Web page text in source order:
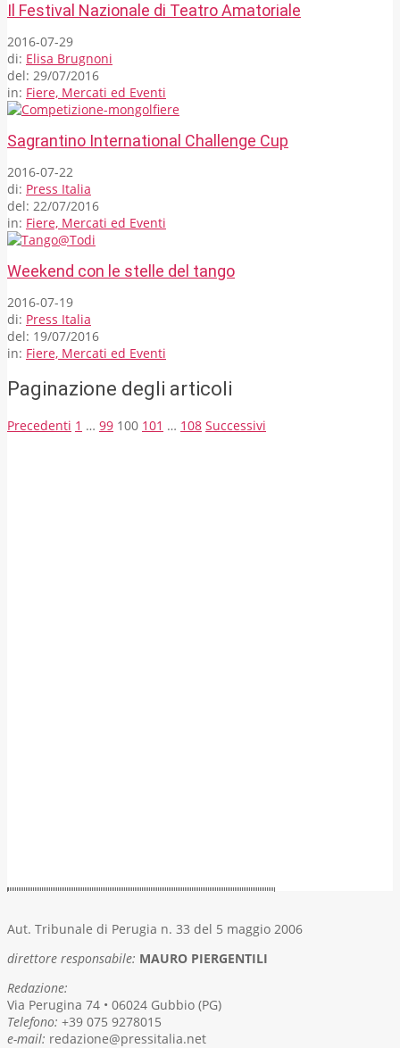
Il Festival Nazionale di Teatro Amatoriale
2016-07-29
di: Elisa Brugnoni
del: 29/07/2016
in: Fiere, Mercati ed Eventi
Sagrantino International Challenge Cup
2016-07-22
di: Press Italia
del: 22/07/2016
in: Fiere, Mercati ed Eventi
Weekend con le stelle del tango
2016-07-19
di: Press Italia
del: 19/07/2016
in: Fiere, Mercati ed Eventi
Paginazione degli articoli
Precedenti 1 … 99 100 101 … 108 Successivi
Aut. Tribunale di Perugia n. 33 del 5 maggio 2006
direttore responsabile: MAURO PIERGENTILI
Redazione:
Via Perugina 74 • 06024 Gubbio (PG)
Telefono: +39 075 9278015
e-mail: redazione@pressitalia.net